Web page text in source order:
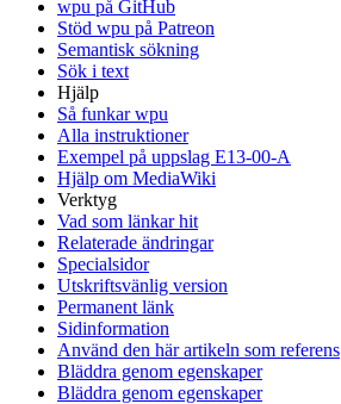
wpu på GitHub
Stöd wpu på Patreon
Semantisk sökning
Sök i text
Hjälp
Så funkar wpu
Alla instruktioner
Exempel på uppslag E13-00-A
Hjälp om MediaWiki
Verktyg
Vad som länkar hit
Relaterade ändringar
Specialsidor
Utskriftsvänlig version
Permanent länk
Sidinformation
Använd den här artikeln som referens
Bläddra genom egenskaper
Bläddra genom egenskaper